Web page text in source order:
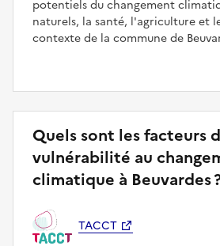
potentiels du changement
naturels, la santé, l'agriculture et
contexte de la commune de
Quels sont les facteurs
vulnérabilité au
climatique à Beuvardes
TACCT